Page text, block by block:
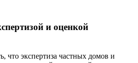
и оценкой
что экспертиза частных домов и